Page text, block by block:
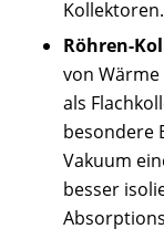
Kollektoren.
Röhren-
von
als
besondere
Vakuum
besser